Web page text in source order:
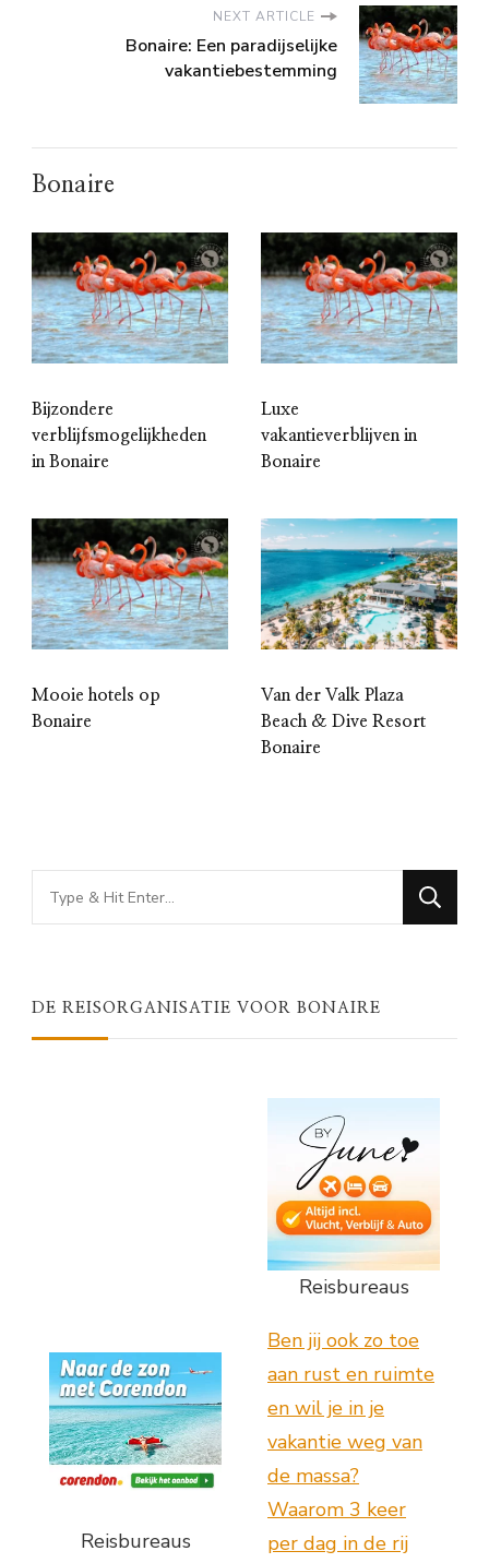
NEXT ARTICLE
Bonaire: Een paradijselijke
vakantiebestemming
Bonaire
Bijzondere
verblijfsmogelijkheden
in Bonaire
Luxe
vakantieverblijven in
Bonaire
Mooie hotels op
Bonaire
Van der Valk Plaza
Beach & Dive Resort
Bonaire
Looking
for
DE REISORGANISATIE VOOR BONAIRE
Reisbureaus
Reisbureaus
Ben jij ook zo toe
aan rust en ruimte
en wil je in je
vakantie weg van
de massa?
Waarom 3 keer
per dag in de rij